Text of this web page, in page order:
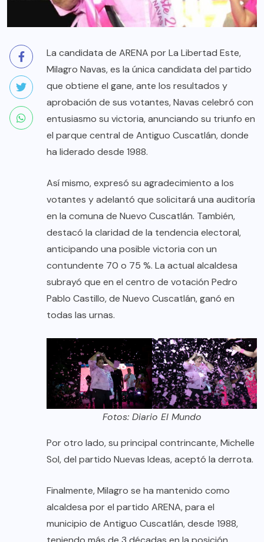
La candidata de ARENA por La Libertad Este,
Milagro Navas, es la única candidata del partido
que obtiene el gane, ante los resultados y
aprobación de sus votantes, Navas celebró con
entusiasmo su victoria, anunciando su triunfo en
el parque central de Antiguo Cuscatlán, donde
ha liderado desde 1988.
Así mismo, expresó su agradecimiento a los
votantes y adelantó que solicitará una auditoría
en la comuna de Nuevo Cuscatlán. También,
destacó la claridad de la tendencia electoral,
anticipando una posible victoria con un
contundente 70 o 75 %. La actual alcaldesa
subrayó que en el centro de votación Pedro
Pablo Castillo, de Nuevo Cuscatlán, ganó en
todas las urnas.
Fotos: Diario El Mundo
Por otro lado, su principal contrincante, Michelle
Sol, del partido Nuevas Ideas, aceptó la derrota.
Finalmente, Milagro se ha mantenido como
alcaldesa por el partido ARENA, para el
municipio de Antiguo Cuscatlán, desde 1988,